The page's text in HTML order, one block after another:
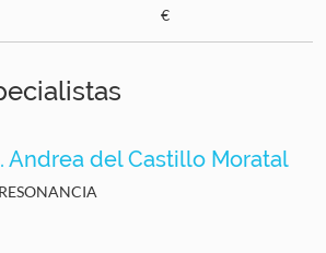
€
Andrea del Castillo Moratal